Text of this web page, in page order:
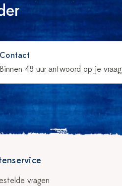
Contact
Binnen 48 uur antwoord op je vraag
vragen